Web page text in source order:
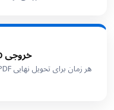
خروجی Pro بدون واترمارک